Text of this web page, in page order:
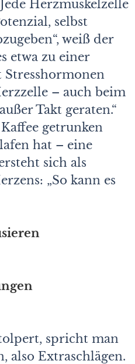
Herzmuskelzelle
selbst
weiß der
etwa zu einer
– auch beim
Takt geraten.“
getrunken
hat – eine
sich als
„So kann es
spricht man
also Extraschlägen.